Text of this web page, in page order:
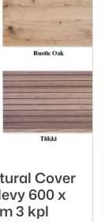
voidaan
Cover
600 x
3 kpl